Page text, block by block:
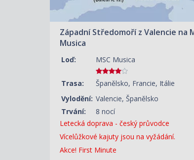
Západní Středomoří z Valencie na
Musica
Loď: MSC Musica
Trasa:
Španělsko, Francie, Itálie
Vylodění: Valencie, Španělsko
Trvání:
8 nocí
Letecká doprava - český průvodce
Vícelůžkové kajuty jsou na vyžádání.
Akce! First Minute